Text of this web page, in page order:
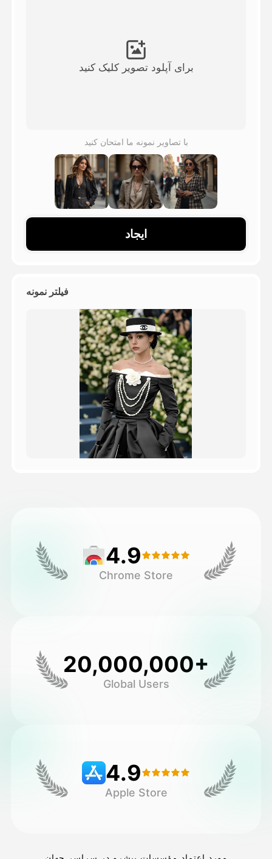
مشاهده همه الگوها
بلاگ
برای آپلود تصویر کلیک کنید
با تصاویر نمونه ما امتحان کنید
ایجاد
فیلتر نمونه
4.9
Chrome Store
20,000,000+
Global Users
4.9
Apple Store